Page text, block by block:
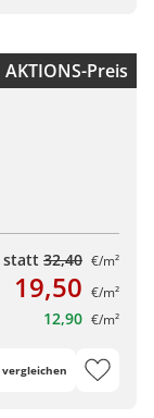
AKTIONS-Preis
statt 32,40 €/m²
19,50 €/m²
12,90 €/m²
vergleichen